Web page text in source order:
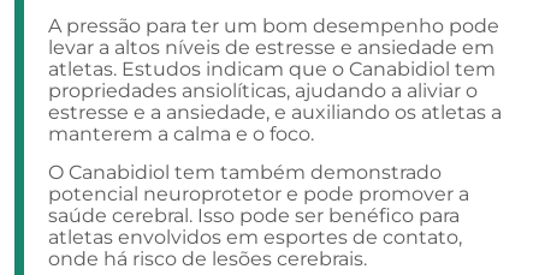
A pressão para ter um bom desempenho pode
levar a altos níveis de estresse e ansiedade em
atletas. Estudos indicam que o Canabidiol tem
propriedades ansiolíticas, ajudando a aliviar o
estresse e a ansiedade, e auxiliando os atletas a
manterem a calma e o foco.
O Canabidiol tem também demonstrado
potencial neuroprotetor e pode promover a
saúde cerebral. Isso pode ser benéfico para
atletas envolvidos em esportes de contato,
onde há risco de lesões cerebrais.